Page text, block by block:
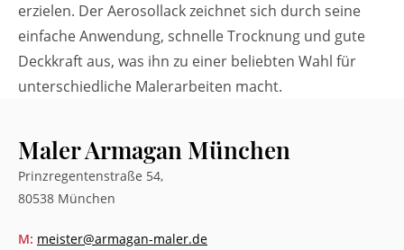
erzielen. Der Aerosollack zeichnet sich durch seine
einfache Anwendung, schnelle Trocknung und gute
Deckkraft aus, was ihn zu einer beliebten Wahl für
unterschiedliche Malerarbeiten macht.
Maler Armagan München
Prinzregentenstraße 54,
80538 München
M: meister@armagan-maler.de